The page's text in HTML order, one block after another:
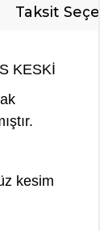
Taksit
KESKİ
kesim